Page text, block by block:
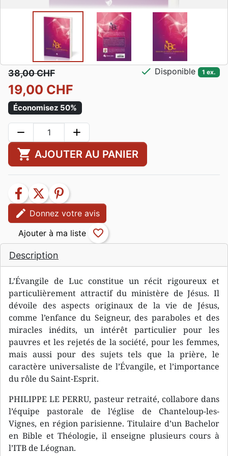
Description
L’Évangile de Luc constitue un récit rigoureux et
particulièrement attractif du ministère de Jésus. Il
dévoile des aspects originaux de la vie de Jésus,
comme l’enfance du Seigneur, des paraboles et des
miracles inédits, un intérêt particulier pour les
pauvres et les rejetés de la société, pour les femmes,
mais aussi pour des sujets tels que la prière, le
caractère universaliste de l’Évangile, et l’importance
du rôle du Saint-Esprit.
PHILIPPE LE PERRU, pasteur retraité, collabore dans
l’équipe pastorale de l’église de Chanteloup-les-
Vignes, en région parisienne. Titulaire d’un Bachelor
en Bible et Théologie, il enseigne plusieurs cours à
l’ITB de Léognan.
38,00 CHF
19,00 CHF
Économisez 50%
check Disponible 1 ex.
remove add
shopping_cart AJOUTER AU PANIER
facebook twitter
pinterest
edit Donnez votre avis
favorite_border